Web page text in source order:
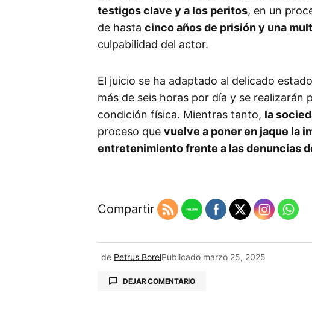
testigos clave y a los peritos, en un
de hasta cinco años de prisión y una
culpabilidad del actor.
El juicio se ha adaptado al delicado
más de seis horas por día y se realizarán
condición física. Mientras tanto, la
proceso que vuelve a poner en jaque la
entretenimiento frente a las denuncias
Compartir
de Petrus BorelPublicado marzo 25, 2025
DEJAR COMENTARIO